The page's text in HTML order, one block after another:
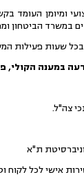
ומיומן העומד
במשרד הביטחון
בכל שעות פעילות
במענה הקולי,
צה"ל.
אישי לכל לקוח